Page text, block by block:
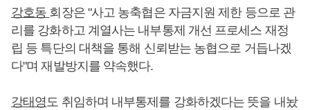
강호동 회장은 "사고 농축협은 자금지원 제한 등으로 관
리를 강화하고 계열사는 내부통제 개선 프로세스 재정
립 등 특단의 대책을 통해 신뢰받는 농협으로 거듭나겠
다"며 재발방지를 약속했다.
강태영도 취임하며 내부통제를 강화하겠다는 뜻을 내놨